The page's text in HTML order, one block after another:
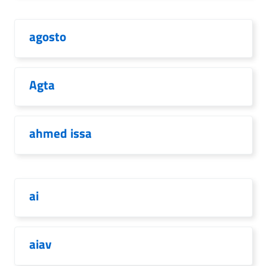
agosto
Agta
ahmed issa
ai
aiav